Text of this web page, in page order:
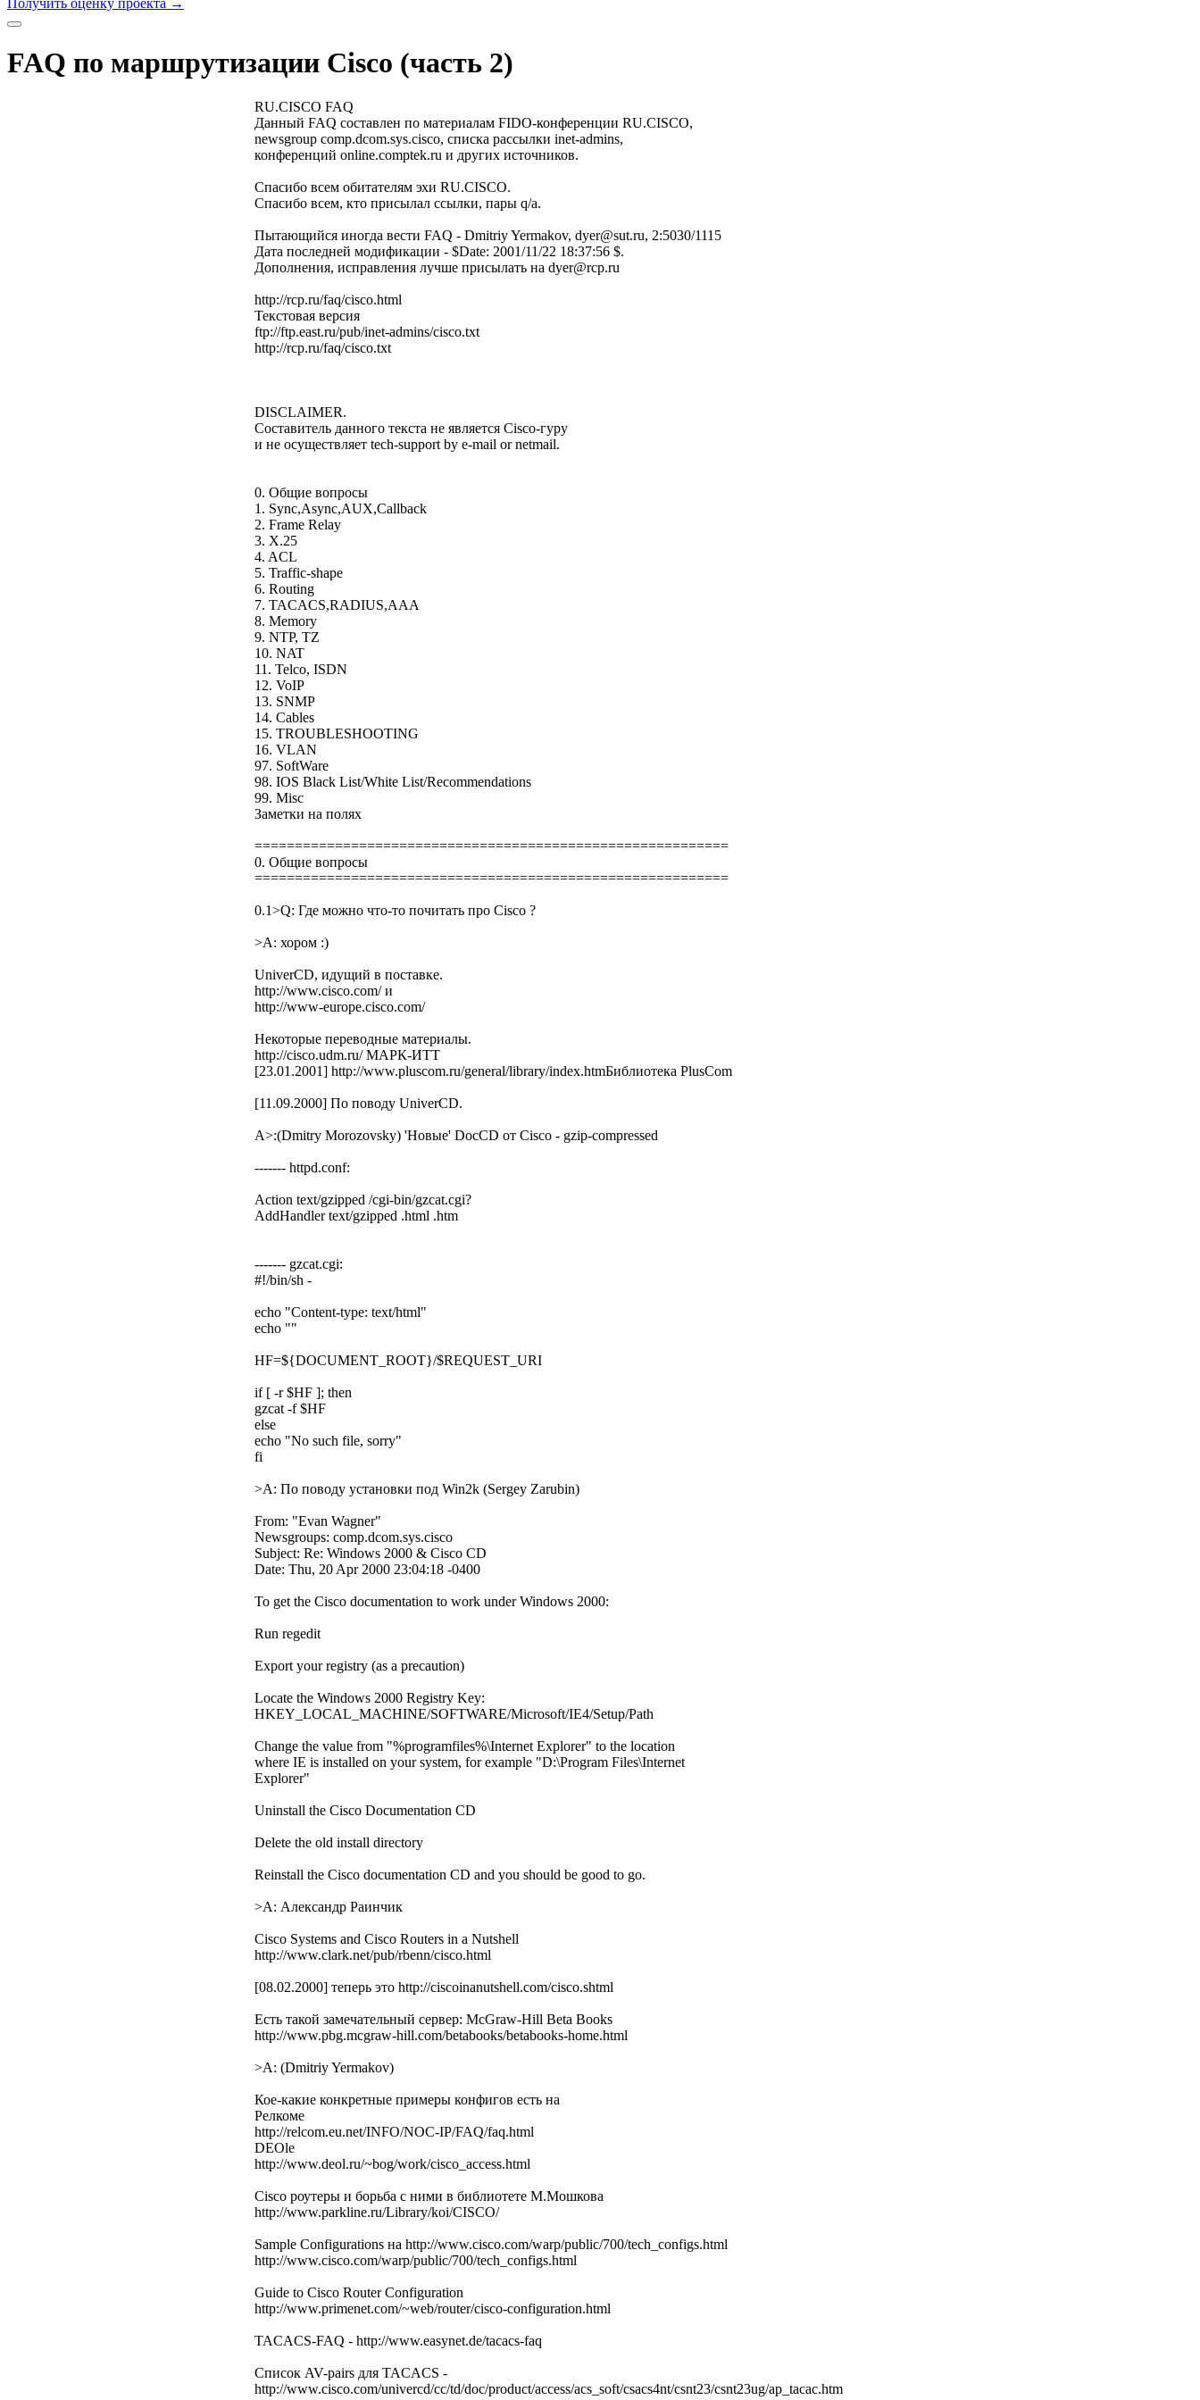
Получить оценку проекта →
FAQ по маршрутизации Cisco (часть 2)
RU.CISCO FAQ
Данный FAQ составлен по материалам FIDO-конференции RU.CISCO,
newsgroup comp.dcom.sys.cisco, списка рассылки inet-admins,
конференций online.comptek.ru и других источников.
Спасибо всем обитателям эхи RU.CISCO.
Спасибо всем, кто присылал ссылки, пары q/a.
Пытающийся иногда вести FAQ - Dmitriy Yermakov, dyer@sut.ru, 2:5030/1115
Дата последней модификации - $Date: 2001/11/22 18:37:56 $.
Дополнения, исправления лучше присылать на dyer@rcp.ru
http://rcp.ru/faq/cisco.html
Текстовая версия
ftp://ftp.east.ru/pub/inet-admins/cisco.txt
http://rcp.ru/faq/cisco.txt
DISCLAIMER.
Составитель данного текста не является Cisco-гуру
и не осуществляет tech-support by e-mail or netmail.
0. Общие вопросы
1. Sync,Async,AUX,Callback
2. Frame Relay
3. X.25
4. ACL
5. Traffic-shape
6. Routing
7. TACACS,RADIUS,AAA
8. Memory
9. NTP, TZ
10. NAT
11. Telco, ISDN
12. VoIP
13. SNMP
14. Cables
15. TROUBLESHOOTING
16. VLAN
97. SoftWare
98. IOS Black List/White List/Recommendations
99. Misc
Заметки на полях
===========================================================
0. Общие вопросы
===========================================================
0.1>Q: Где можно что-то почитать про Cisco ?
>A: хором :)
UniverCD, идущий в поставке.
http://www.cisco.com/ и
http://www-europe.cisco.com/
Некоторые переводные материалы.
http://cisco.udm.ru/ МАРК-ИТТ
[23.01.2001] http://www.pluscom.ru/general/library/index.htmБиблиотека PlusCom
[11.09.2000] По поводу UniverCD.
A>:(Dmitry Morozovsky) 'Новые' DocCD от Cisco - gzip-compressed
------- httpd.conf:
Action text/gzipped /cgi-bin/gzcat.cgi?
AddHandler text/gzipped .html .htm
------- gzcat.cgi:
#!/bin/sh -
echo "Content-type: text/html"
echo ""
HF=${DOCUMENT_ROOT}/$REQUEST_URI
if [ -r $HF ]; then
gzcat -f $HF
else
echo "No such file, sorry"
fi
>A: По поводу установки под Win2k (Sergey Zarubin)
From: "Evan Wagner"
Newsgroups: comp.dcom.sys.cisco
Subject: Re: Windows 2000 & Cisco CD
Date: Thu, 20 Apr 2000 23:04:18 -0400
To get the Cisco documentation to work under Windows 2000:
Run regedit
Export your registry (as a precaution)
Locate the Windows 2000 Registry Key:
HKEY_LOCAL_MACHINE/SOFTWARE/Microsoft/IE4/Setup/Path
Change the value from "%programfiles%\Internet Explorer" to the location
where IE is installed on your system, for example "D:\Program Files\Internet
Explorer"
Uninstall the Cisco Documentation CD
Delete the old install directory
Reinstall the Cisco documentation CD and you should be good to go.
>A: Александр Раинчик
Cisco Systems and Cisco Routers in a Nutshell
http://www.clark.net/pub/rbenn/cisco.html
[08.02.2000] теперь это http://ciscoinanutshell.com/cisco.shtml
Есть такой замечательный сервер: McGraw-Hill Beta Books
http://www.pbg.mcgraw-hill.com/betabooks/betabooks-home.html
>A: (Dmitriy Yermakov)
Кое-какие конкретные примеры конфигов есть на
Релкоме
http://relcom.eu.net/INFO/NOC-IP/FAQ/faq.html
DEOle
http://www.deol.ru/~bog/work/cisco_access.html
Cisco роутеры и борьба с ними в библиотете М.Мошкова
http://www.parkline.ru/Library/koi/CISCO/
Sample Configurations на http://www.cisco.com/warp/public/700/tech_configs.html
http://www.cisco.com/warp/public/700/tech_configs.html
Guide to Cisco Router Configuration
http://www.primenet.com/~web/router/cisco-configuration.html
TACACS-FAQ - http://www.easynet.de/tacacs-faq
Список AV-pairs для TACACS -
http://www.cisco.com/univercd/cc/td/doc/product/access/acs_soft/csacs4nt/csnt23/csnt23ug/ap_tacac.htm